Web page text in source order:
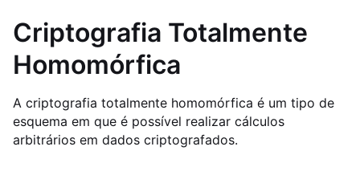
Criptografia Totalmente
Homomórfica
A criptografia totalmente homomórfica é um tipo de
esquema em que é possível realizar cálculos
arbitrários em dados criptografados.